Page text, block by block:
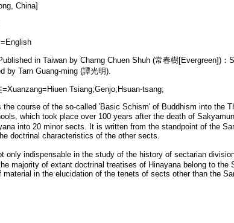
China]
in Taiwan by Charng Chuen Shuh (常春樹[Evergreen])：
by Tarn Guang-ming (譚光明).
Tsiang;Genjo;Hsuan-tsang;
the course of the so-called 'Basic Schism' of Buddhism into the
which took place over 100 years after the death of
into 20 minor sects. It is written from the standpoint of the
doctrinal characteristics of the other sects.
only indispensable in the study of the history of sectarian
majority of extant doctrinal treatises of Hinayana belong to the
material in the elucidation of the tenets of sects other than the